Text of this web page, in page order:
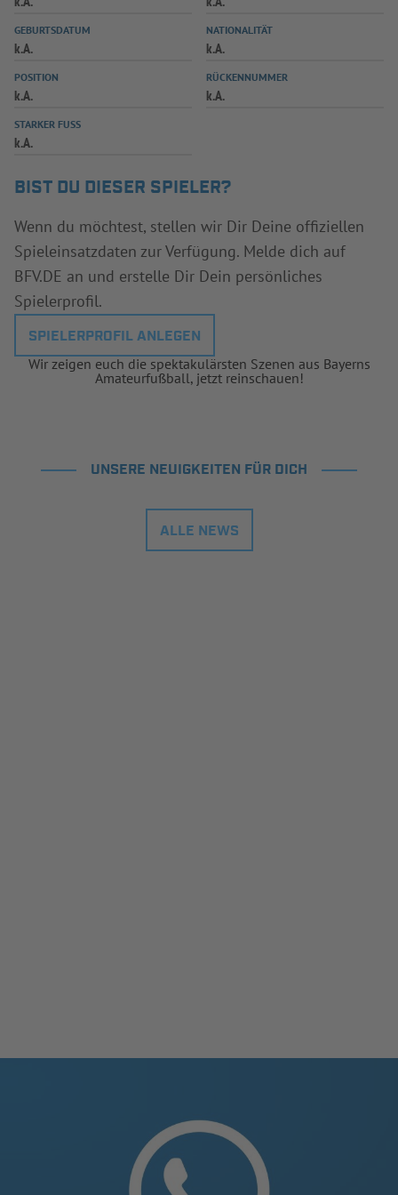
SPIELPLUS
GEBURTSDATUM
k.A.
NATIONALITÄT
k.A.
POSITION
k.A.
RÜCKENNUMMER
k.A.
STARKER FUSS
k.A.
BIST DU DIESER SPIELER?
Wenn du möchtest, stellen wir Dir Deine offiziellen
Spieleinsatzdaten zur Verfügung. Melde dich auf
BFV.DE an und erstelle Dir Dein persönliches
Spielerprofil.
SPIELERPROFIL ANLEGEN
Wir zeigen euch die spektakulärsten Szenen aus Bayerns
Amateurfußball, jetzt reinschauen!
UNSERE NEUIGKEITEN FÜR DICH
ALLE NEWS